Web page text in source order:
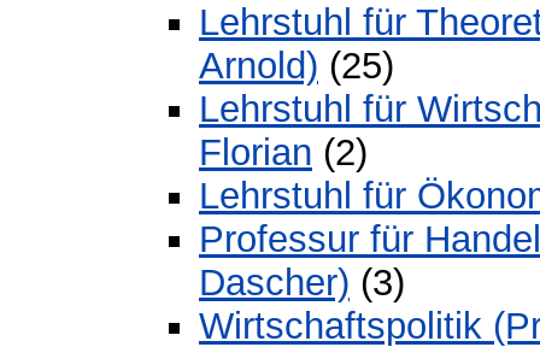
Lehrstuhl für
Arnold) (25)
Lehrstuhl für
Florian (2)
Lehrstuhl für
Professur für
Dascher) (3)
Wirtschaftspolitik